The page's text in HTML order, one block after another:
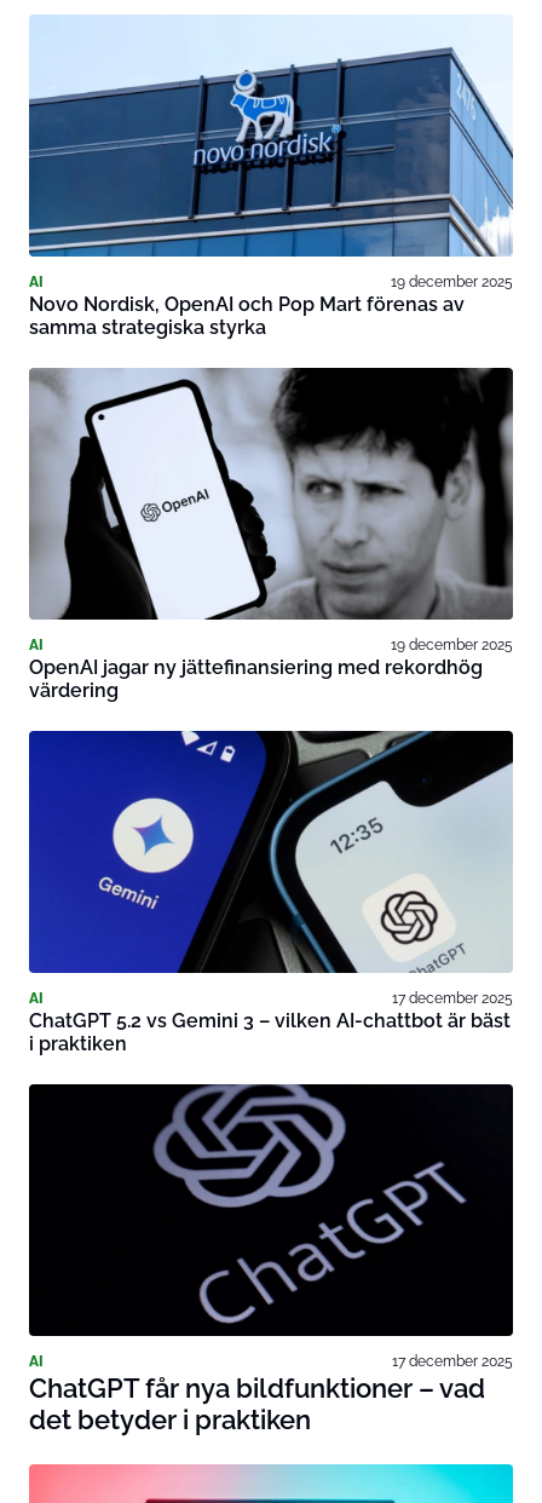
AI 19 december 2025
Novo Nordisk, OpenAI och Pop Mart förenas av
samma strategiska styrka
AI 19 december 2025
OpenAI jagar ny jättefinansiering med rekordhög
värdering
AI 17 december 2025
ChatGPT 5.2 vs Gemini 3 – vilken AI-chattbot är bäst
i praktiken
AI 17 december 2025
ChatGPT får nya bildfunktioner – vad
det betyder i praktiken